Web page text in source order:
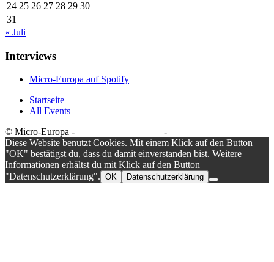
24 25 26 27 28 29 30
31
« Juli
Interviews
Micro-Europa auf Spotify
Startseite
All Events
© Micro-Europa -
-
Diese Website benutzt Cookies. Mit einem Klick auf den Button
"OK" bestätigst du, dass du damit einverstanden bist. Weitere
Informationen erhältst du mit Klick auf den Button
"Datenschutzerklärung". OK Datenschutzerklärung